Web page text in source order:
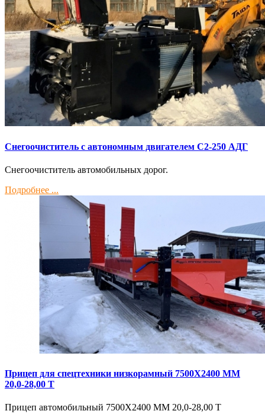
Снегоочиститель с автономным двигателем С2-250 АДГ
Снегоочиститель автомобильных дорог.
Подробнее ...
Прицеп для спецтехники низкорамный 7500Х2400 ММ
20,0-28,00 Т
Прицеп автомобильный 7500Х2400 ММ 20,0-28,00 Т